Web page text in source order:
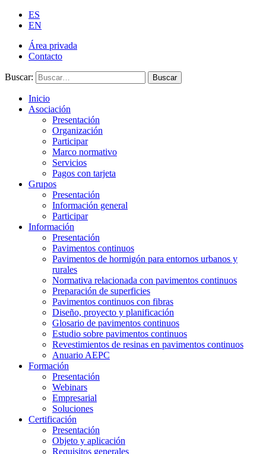
ES
EN
Área privada
Contacto
Buscar: Buscar
Inicio
Asociación
Presentación
Organización
Participar
Marco normativo
Servicios
Pagos con tarjeta
Grupos
Presentación
Información general
Participar
Información
Presentación
Pavimentos continuos
Pavimentos de hormigón para entornos urbanos y
rurales
Normativa relacionada con pavimentos continuos
Preparación de superficies
Pavimentos continuos con fibras
Diseño, proyecto y planificación
Glosario de pavimentos continuos
Estudio sobre pavimentos continuos
Revestimientos de resinas en pavimentos continuos
Anuario AEPC
Formación
Presentación
Webinars
Empresarial
Soluciones
Certificación
Presentación
Objeto y aplicación
Requisitos generales